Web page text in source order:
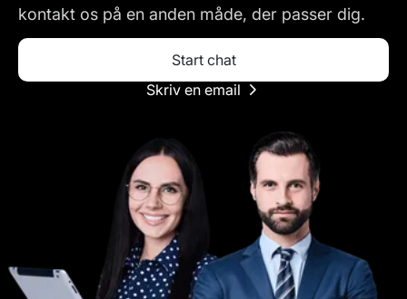
kontakt os på en anden måde, der passer dig.
Start chat
Skriv en email